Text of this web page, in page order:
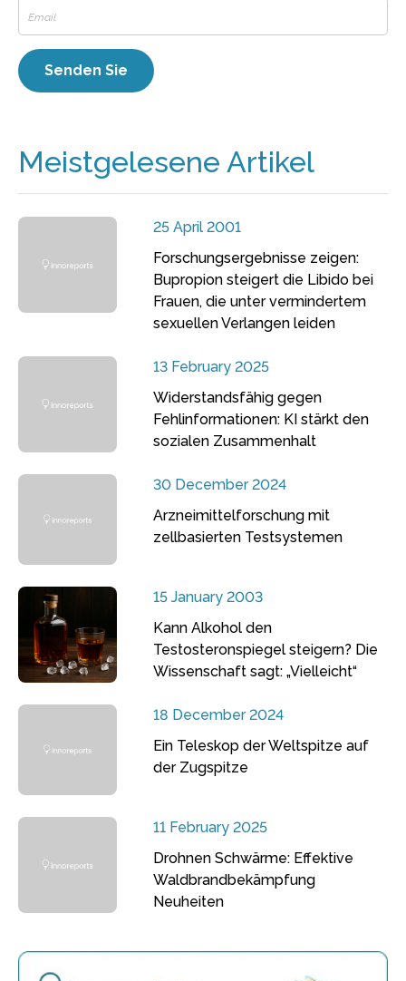
Meistgelesene Artikel
25 April 2001
Forschungsergebnisse zeigen:
Bupropion steigert die Libido bei
Frauen, die unter vermindertem
sexuellen Verlangen leiden
13 February 2025
Widerstandsfähig gegen
Fehlinformationen: KI stärkt den
sozialen Zusammenhalt
30 December 2024
Arzneimittelforschung mit
zellbasierten Testsystemen
15 January 2003
Kann Alkohol den
Testosteronspiegel steigern? Die
Wissenschaft sagt: „Vielleicht“
18 December 2024
Ein Teleskop der Weltspitze auf
der Zugspitze
11 February 2025
Drohnen Schwärme: Effektive
Waldbrandbekämpfung
Neuheiten